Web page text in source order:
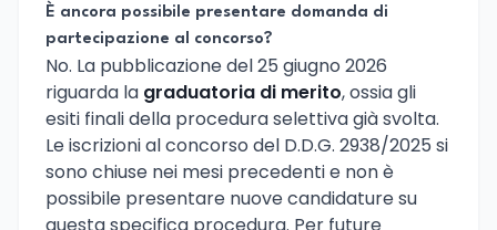
È ancora possibile presentare domanda di
partecipazione al concorso?
No. La pubblicazione del 25 giugno 2026
riguarda la graduatoria di merito, ossia gli
esiti finali della procedura selettiva già svolta.
Le iscrizioni al concorso del D.D.G. 2938/2025 si
sono chiuse nei mesi precedenti e non è
possibile presentare nuove candidature su
questa specifica procedura. Per future